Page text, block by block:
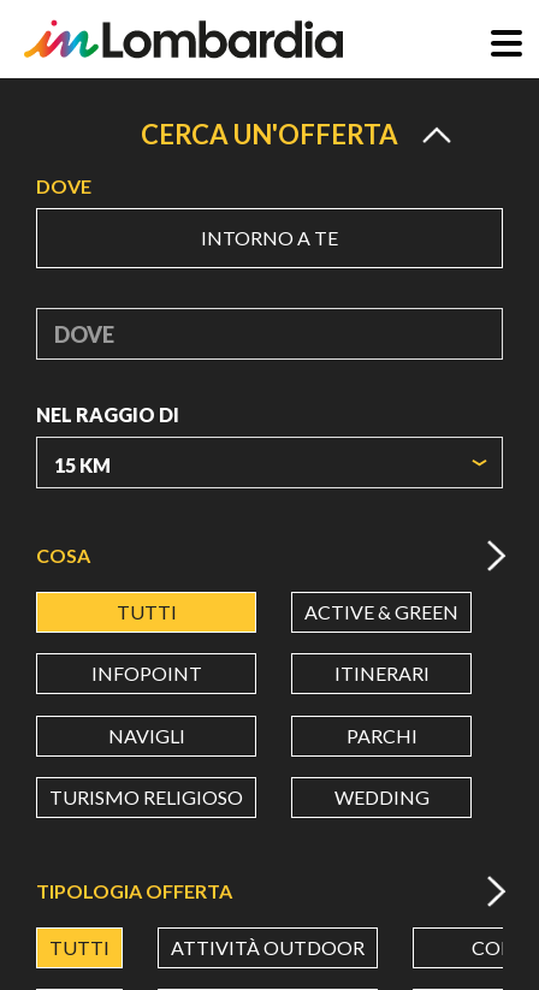
principale
CERCA UN'OFFERTA
DOVE
INTORNO A TE
DOVE
NEL RAGGIO DI
LATITUDINE
LONGITUDINE
Value in decimal degrees. Use dot (.) as decimal separator.
COSA
TUTTI ACTIVE & GREEN
INFOPOINT ITINERARI
NAVIGLI PARCHI
TURISMO RELIGIOSO WEDDING
TIPOLOGIA OFFERTA
TUTTI ATTIVITÀ OUTDOOR CORSI